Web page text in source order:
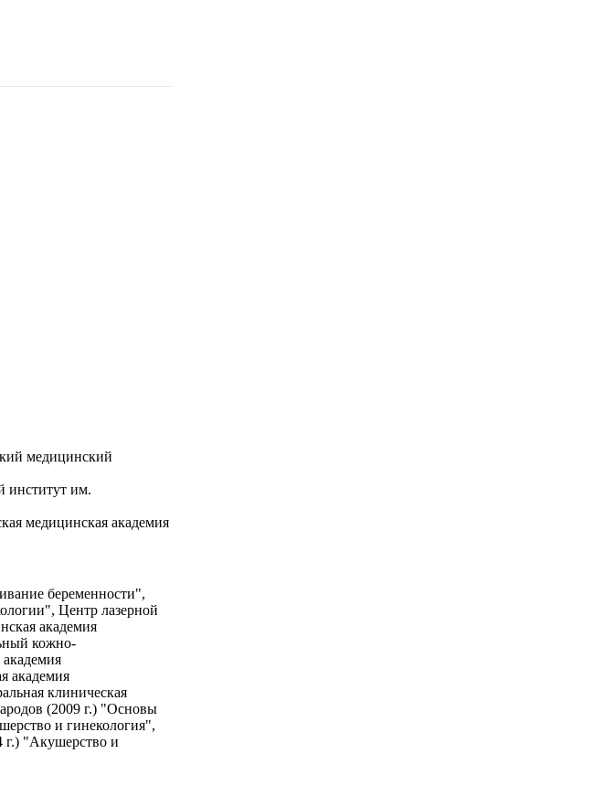
медицинский
институт им.
медицинская академия
беременности",
Центр лазерной
академия
кожно-
академия
академия
клиническая
(2009 г.) "Основы
и гинекология",
г.) "Акушерство и